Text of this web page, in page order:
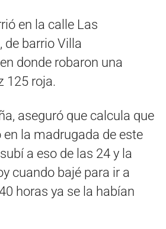
en la calle Las
de barrio Villa
donde robaron una
125 roja.
aseguró que calcula que
en la madrugada de este
a eso de las 24 y la
cuando bajé para ir a
horas ya se la habían